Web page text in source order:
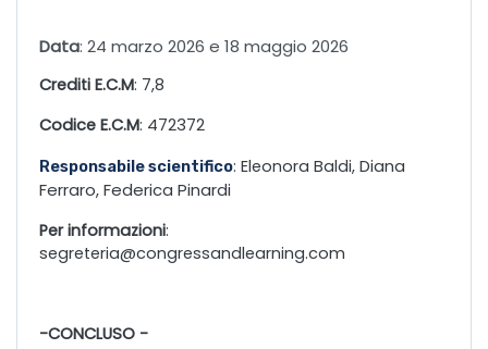
Data: 24 marzo 2026 e 18 maggio 2026
Crediti E.C.M: 7,8
Codice E.C.M: 472372
Responsabile scientifico: Eleonora Baldi, Diana
Ferraro,Federica Pinardi
Per informazioni:
segreteria@congressandlearning.com
-CONCLUSO -